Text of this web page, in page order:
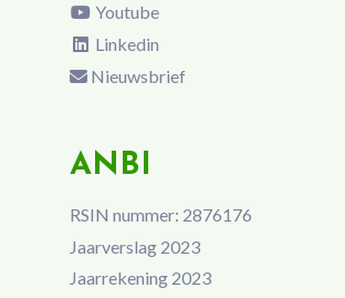
Youtube
Linkedin
Nieuwsbrief
ANBI
RSIN nummer: 2876176
Jaarverslag 2023
Jaarrekening 2023